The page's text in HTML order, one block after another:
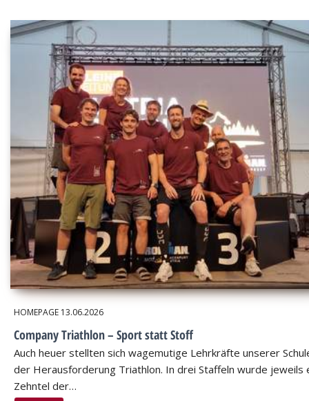
HOMEPAGE 13.06.2026
Company Triathlon – Sport statt Stoff
Auch heuer stellten sich wagemutige Lehrkräfte unserer
der Herausforderung Triathlon. In drei Staffeln wurde jeweils
Zehntel der…